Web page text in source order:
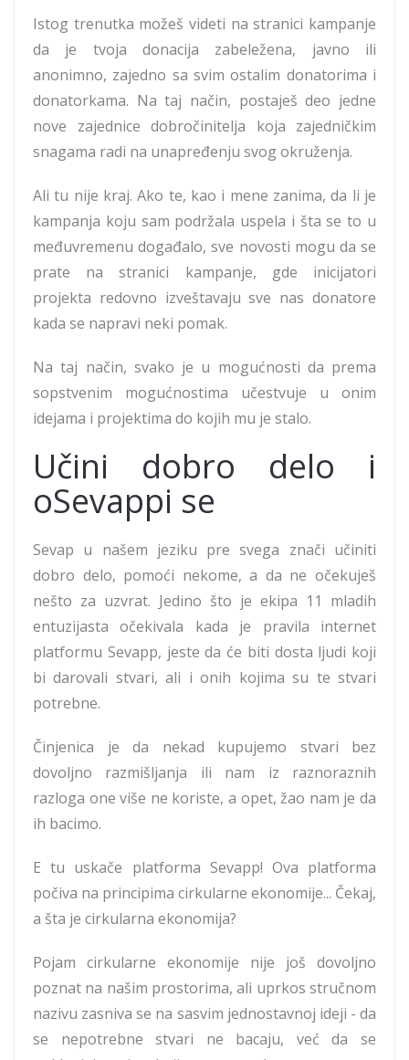
Istog trenutka možeš videti na stranici kampanje
da je tvoja donacija zabeležena, javno ili
anonimno, zajedno sa svim ostalim donatorima i
donatorkama. Na taj način, postaješ deo jedne
nove zajednice dobročinitelja koja zajedničkim
snagama radi na unapređenju svog okruženja.
Ali tu nije kraj. Ako te, kao i mene zanima, da li je
kampanja koju sam podržala uspela i šta se to u
međuvremenu događalo, sve novosti mogu da se
prate na stranici kampanje, gde inicijatori
projekta redovno izveštavaju sve nas donatore
kada se napravi neki pomak.
Na taj način, svako je u mogućnosti da prema
sopstvenim mogućnostima učestvuje u onim
idejama i projektima do kojih mu je stalo.
Učini dobro delo i
oSevappi se
Sevap u našem jeziku pre svega znači učiniti
dobro delo, pomoći nekome, a da ne očekuješ
nešto za uzvrat. Jedino što je ekipa 11 mladih
entuzijasta očekivala kada je pravila internet
platformu Sevapp, jeste da će biti dosta ljudi koji
bi darovali stvari, ali i onih kojima su te stvari
potrebne.
Činjenica je da nekad kupujemo stvari bez
dovoljno razmišljanja ili nam iz raznoraznih
razloga one više ne koriste, a opet, žao nam je da
ih bacimo.
E tu uskače platforma Sevapp! Ova platforma
počiva na principima cirkularne ekonomije... Čekaj,
a šta je cirkularna ekonomija?
Pojam cirkularne ekonomije nije još dovoljno
poznat na našim prostorima, ali uprkos stručnom
nazivu zasniva se na sasvim jednostavnoj ideji - da
se nepotrebne stvari ne bacaju, već da se